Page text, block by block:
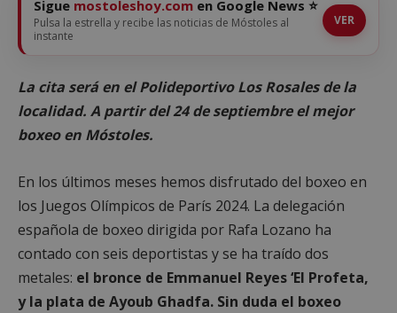
Sigue mostoleshoy.com en Google News ⭐
Pulsa la estrella y recibe las noticias de Móstoles al
instante
VER
La cita será en el Polideportivo Los Rosales de la
localidad. A partir del 24 de septiembre el mejor
boxeo en Móstoles.
En los últimos meses hemos disfrutado del boxeo en
los Juegos Olímpicos de París 2024. La delegación
española de boxeo dirigida por Rafa Lozano ha
contado con seis deportistas y se ha traído dos
metales: el bronce de Emmanuel Reyes ‘El Profeta,
y la plata de Ayoub Ghadfa. Sin duda el boxeo